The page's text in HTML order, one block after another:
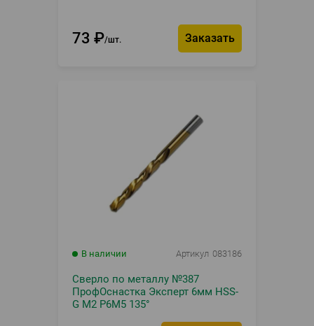
73 ₽ шт. Заказать
В наличии Артикул 083186
Сверло по металлу №387
ПрофОснастка Эксперт 6мм HSS-
G M2 Р6М5 135°